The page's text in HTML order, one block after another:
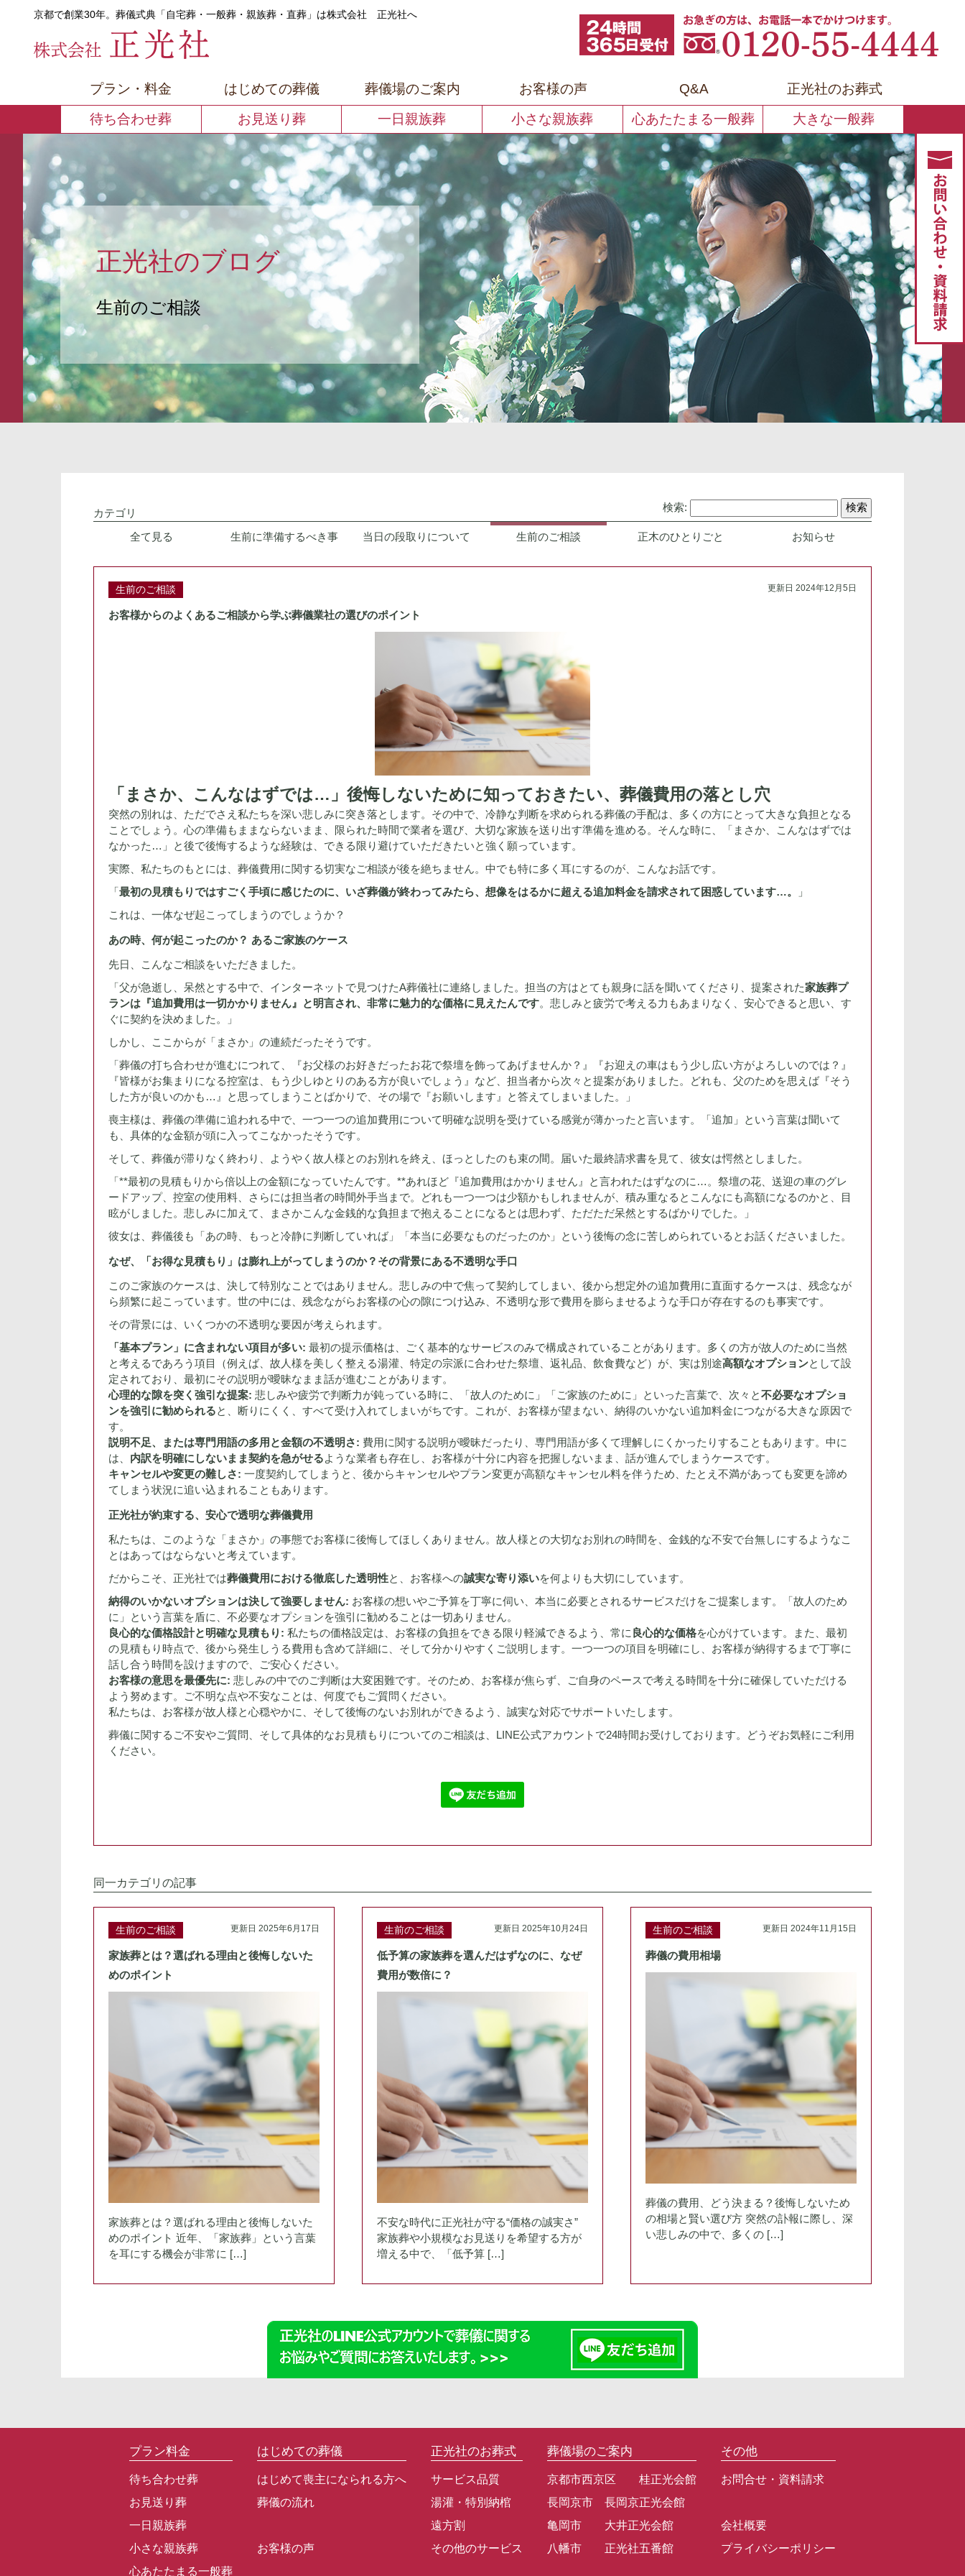
京都で創業30年。葬儀式典「自宅葬・ 一般葬・親族葬・直葬」は株式会社 正光社へ
プラン・料金 はじめての葬儀 葬儀場のご案内 お客様の声 Q&A
正光社のお葬式
待ち合わせ葬
お見送り葬 一日親族葬 小さな親族葬 心あたたまる一般葬 大きな一般葬
正光社のブログ
生前のご相談
カテゴリ 検索:
全て見る 生前に準備するべき事 当日の段取りについて 生前のご相談 正木のひとりごと お知らせ
生前のご相談 更新日 2024年12月5日
お客様からのよくあるご相談から学ぶ葬儀業社の選びのポイント
「まさか、こんなはずでは…」後悔しないために知っておきたい、葬儀費用の落とし穴
突然の別れは、ただでさえ私たちを深い悲しみに突き落とします。その中で、冷静な判断を求められる葬儀の手配は、多くの方にとって大きな負担となる
ことでしょう。心の準備もままならないまま、限られた時間で業者を選び、大切な家族を送り出す準備を進める。そんな時に、「まさか、こんなはずでは
なかった…」と後で後悔するような経験は、できる限り避けていただきたいと強く願っています。
実際、私たちのもとには、葬儀費用に関する切実なご相談が後を絶ちません。中でも特に多く耳にするのが、こんなお話です。
「最初の見積もりではすごく手頃に感じたのに、いざ葬儀が終わってみたら、想像をはるかに超える追加料金を請求されて困惑しています…。
」
これは、一体なぜ起こってしまうのでしょうか？
あの時、何が起こったのか？ あるご家族のケース
先日、こんなご相談をいただきました。
「父が急逝し、呆然とする中で、インターネットで見つけたA葬儀社に連絡しました。担当の方はとても親身に話を聞いてくださり、提案された家族葬プ
ランは『追加費用は一切かかりません』と明言され、非常に魅力的な価格に見えたんです。悲しみと疲労で考える力もあまりなく、安心できると思い、す
ぐに契約を決めました。」
しかし、ここからが「まさか」の連続だったそうです。
「葬儀の打ち合わせが進むにつれて、『お父様のお好きだったお花で祭壇を飾ってあげませんか？』『お迎えの車はもう少し広い方がよろしいのでは？』
『皆様がお集まりになる控室は、もう少しゆとりのある方が良いでしょう』など、担当者から次々と提案がありました。どれも、父のためを思えば『そう
した方が良いのかも…』と思ってしまうことばかりで、その場で『お願いします』と答えてしまいました。」
喪主様は、葬儀の準備に追われる中で、一つ一つの追加費用について明確な説明を受けている感覚が薄かったと言います。「追加」という言葉は聞いて
も、具体的な金額が頭に入ってこなかったそうです。
そして、葬儀が滞りなく終わり、ようやく故人様とのお別れを終え、ほっとしたのも束の間。届いた最終請求書を見て、彼女は愕然としました。
「**最初の見積もりから倍以上の金額になっていたんです。**あれほど『追加費用はかかりません』と言われたはずなのに…。祭壇の花、送迎の車のグレ
ードアップ、控室の使用料、さらには担当者の時間外手当まで。どれも一つ一つは少額かもしれませんが、積み重なるとこんなにも高額になるのかと、目
眩がしました。悲しみに加えて、まさかこんな金銭的な負担まで抱えることになるとは思わず、ただただ呆然とするばかりでした。」
彼女は、葬儀後も「あの時、もっと冷静に判断していれば」「本当に必要なものだったのか」という後悔の念に苦しめられているとお話くださいました。
なぜ、「お得な見積もり」は膨れ上がってしまうのか？その背景にある不透明な手口
このご家族のケースは、決して特別なことではありません。悲しみの中で焦って契約してしまい、後から想定外の追加費用に直面するケースは、残念なが
ら頻繁に起こっています。世の中には、残念ながらお客様の心の隙につけ込み、不透明な形で費用を膨らませるような手口が存在するのも事実です。
その背景には、いくつかの不透明な要因が考えられます。
「基本プラン」に含まれない項目が多い: 最初の提示価格は、ごく基本的なサービスのみで構成されていることがあります。多くの方が故人のために当然
と考えるであろう項目（例えば、故人様を美しく整える湯灌、特定の宗派に合わせた祭壇、返礼品、飲食費など）が、実は別途高額なオプションとして設
定されており、最初にその説明が曖昧なまま話が進むことがあります。
心理的な隙を突く強引な提案: 悲しみや疲労で判断力が鈍っている時に、「故人のために」「ご家族のために」といった言葉で、次々と不必要なオプショ
ンを強引に勧められると、断りにくく、すべて受け入れてしまいがちです。これが、お客様が望まない、納得のいかない追加料金につながる大きな原因で
す。
説明不足、または専門用語の多用と金額の不透明さ: 費用に関する説明が曖昧だったり、専門用語が多くて理解しにくかったりすることもあります。中に
は、 内訳を明確にしないまま契約を急がせるような業者も存在し、お客様が十分に内容を把握しないまま、話が進んでしまうケースです。
キャンセルや変更の難しさ: 一度契約してしまうと、後からキャンセルやプラン変更が高額なキャンセル料を伴うため、たとえ不満があっても変更を諦め
てしまう状況に追い込まれることもあります。
正光社が約束する、安心で透明な葬儀費用
私たちは、このような「まさか」の事態でお客様に後悔してほしくありません。故人様との大切なお別れの時間を、金銭的な不安で台無しにするようなこ
とはあってはならないと考えています。
だからこそ、正光社では葬儀費用における徹底した透明性と、お客様への誠実な寄り添いを何よりも大切にしています。
納得のいかないオプションは決して強要しません: お客様の想いやご予算を丁寧に伺い、本当に必要とされるサービスだけをご提案します。「故人のため
に」という言葉を盾に、不必要なオプションを強引に勧めることは一切ありません。
良心的な価格設計と明確な見積もり: 私たちの価格設定は、お客様の負担をできる限り軽減できるよう、常に 良心的な価格を心がけています。また、最初
の見積もり時点で、後から発生しうる費用も含めて詳細に、そして分かりやすくご説明します。一つ一つの項目を明確にし、お客様が納得するまで丁寧に
話し合う時間を設けますので、ご安心ください。
お客様の意思を最優先に: 悲しみの中でのご判断は大変困難です。そのため、お客様が焦らず、ご自身のペースで考える時間を十分に確保していただける
よう努めます。ご不明な点や不安なことは、何度でもご質問ください。
私たちは、お客様が故人様と心穏やかに、そして後悔のないお別れができるよう、誠実な対応でサポートいたします。
葬儀に関するご不安やご質問、そして具体的なお見積もりについてのご相談は、LINE公式アカウントで24時間お受けしております。どうぞお気軽にご利用
ください。
同一カテゴリの記事
生前のご相談 更新日 2025年6月17日
家族葬とは？選ばれる理由と後悔しないた
めのポイント
家族葬とは？選ばれる理由と後悔しないた
めのポイント 近年、「家族葬」という言葉
を耳にする機会が非常に […]
生前のご相談 更新日 2025年10月24日
低予算の家族葬を選んだはずなのに、なぜ
費用が数倍に？
不安な時代に正光社が守る“価格の誠実さ”
家族葬や小規模なお見送りを希望する方が
増える中で、「低予算 […]
生前のご相談 更新日 2024年11月15日
葬儀の費用相場
葬儀の費用、どう決まる？後悔しないため
の相場と賢い選び方 突然の訃報に際し、深
い悲しみの中で、多くの […]
プラン料金
待ち合わせ葬
お見送り葬
一日親族葬
小さな親族葬
心あたたまる一般葬
はじめての葬儀
はじめて喪主になられる方へ
葬儀の流れ
お客様の声
正光社のお葬式
サービス品質
湯灌・特別納棺
遠方割
その他のサービス
葬儀場のご案内
京都市西京区 桂正光会館
長岡京市 長岡京正光会館
亀岡市 大井正光会館
八幡市 正光社五番館
その他
お問合せ・資料請求
会社概要
プライバシーポリシー